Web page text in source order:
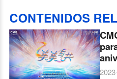
CONTENIDOS
de